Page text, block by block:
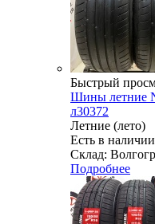
Быстрый
Шины летние
л30372
Летние (лето)
Есть в
Склад:
Подробнее